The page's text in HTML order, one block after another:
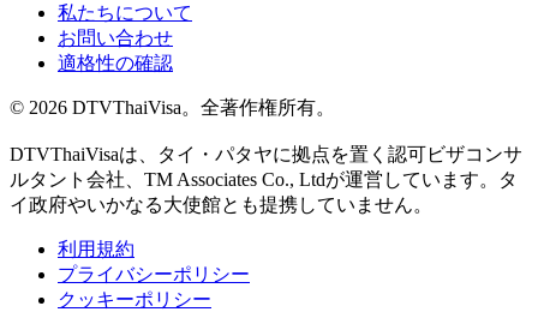
私たちについて
お問い合わせ
適格性の確認
© 2026 DTVThaiVisa。全著作権所有。
DTVThaiVisaは、タイ・パタヤに拠点を置く認可ビザコンサ
ルタント会社、TM Associates Co., Ltdが運営しています。タ
イ政府やいかなる大使館とも提携していません。
利用規約
プライバシーポリシー
クッキーポリシー